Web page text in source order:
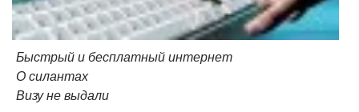
Быстрый и бесплатный интернет
О силантах
Визу не выдали